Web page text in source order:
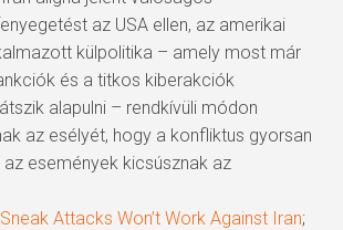
az USA ellen, az amerikai
külpolitika – amely most már
és a titkos kiberakciók
alapulni – rendkívüli módon
az esélyét, hogy a konfliktus gyorsan
események kicsúsznak az
Attacks Won’t Work Against Iran;